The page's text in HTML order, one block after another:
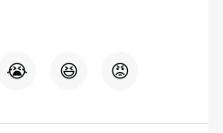
😭 😆 😡